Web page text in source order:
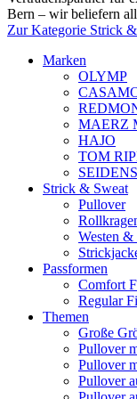
Bern – wir beliefern
Zur Kategorie Strick
Marken
OLYMP
MAERZ
HAJO
TOM
Strick & Sweat
Pullover
Westen
Passformen
Comfort
Regular
Themen
Große
Pullover
Pullover
Pullover